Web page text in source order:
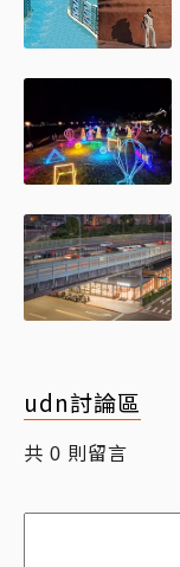
udn討論區
共 0 則留言